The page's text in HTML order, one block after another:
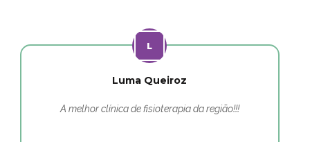
Luma Queiroz
A melhor clínica de fisioterapia da região!!!